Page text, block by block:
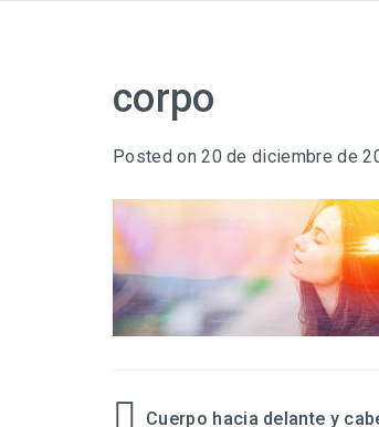
corpo
Posted on20 de diciembre de
Cuerpo hacia delante y